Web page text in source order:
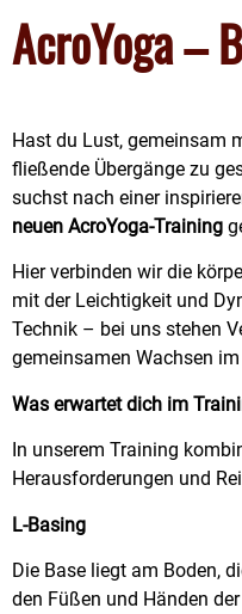
AcroYoga –
Hast du Lust, gemeinsam
fließende Übergänge zu
suchst nach einer
neuen AcroYoga-Training
Hier verbinden wir die
mit der Leichtigkeit und
Technik – bei uns stehen
gemeinsamen Wachsen
Was erwartet dich im
In unserem Training
Herausforderungen und
L-Basing
Die Base liegt am Boden,
den Füßen und Händen